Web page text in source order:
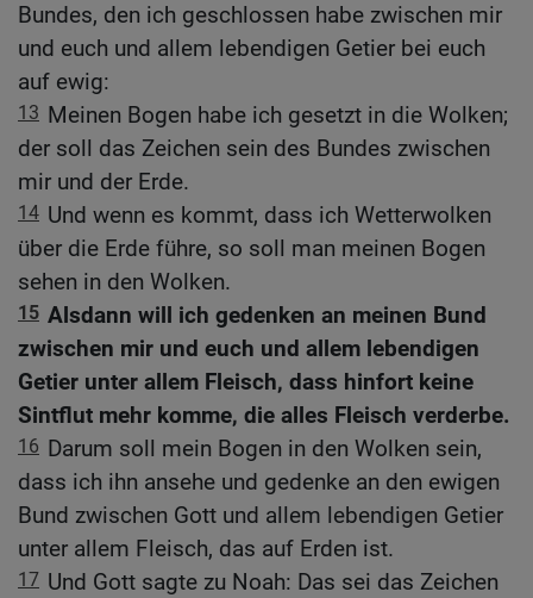
Bundes, den ich geschlossen habe zwischen mir
und euch und allem lebendigen Getier bei euch
auf ewig:
13 Meinen Bogen habe ich gesetzt in die Wolken;
der soll das Zeichen sein des Bundes zwischen
mir und der Erde.
14 Und wenn es kommt, dass ich Wetterwolken
über die Erde führe, so soll man meinen Bogen
sehen in den Wolken.
15 Alsdann will ich gedenken an meinen Bund
zwischen mir und euch und allem lebendigen
Getier unter allem Fleisch, dass hinfort keine
Sintflut mehr komme, die alles Fleisch verderbe.
16 Darum soll mein Bogen in den Wolken sein,
dass ich ihn ansehe und gedenke an den ewigen
Bund zwischen Gott und allem lebendigen Getier
unter allem Fleisch, das auf Erden ist.
17 Und Gott sagte zu Noah: Das sei das Zeichen